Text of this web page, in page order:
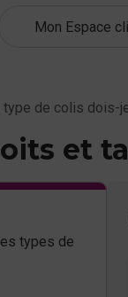
Mon Espace
type de colis dois-
et
types de